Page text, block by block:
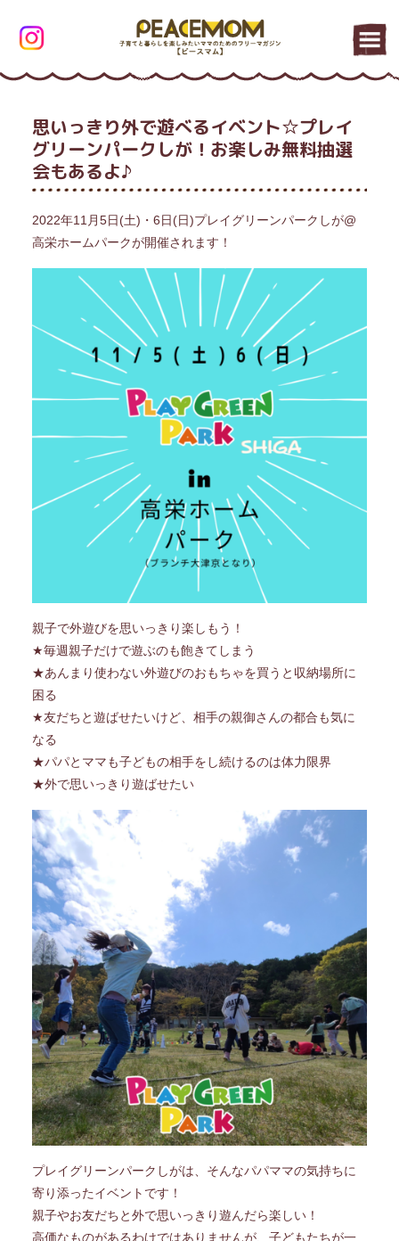
思いっきり外で遊べるイベント☆プレイ
グリーンパークしが！お楽しみ無料抽選
会もあるよ♪
2022年11月5日(土)・6日(日)プレイグリーンパークしが@
高栄ホームパークが開催されます！
親子で外遊びを思いっきり楽しもう！
★毎週親子だけで遊ぶのも飽きてしまう
★あんまり使わない外遊びのおもちゃを買うと収納場所に
困る
★友だちと遊ばせたいけど、相手の親御さんの都合も気に
なる
★パパとママも子どもの相手をし続けるのは体力限界
★外で思いっきり遊ばせたい
プレイグリーンパークしがは、そんなパパママの気持ちに
寄り添ったイベントです！
親子やお友だちと外で思いっきり遊んだら楽しい！
高価なものがあるわけではありませんが、子どもたちが一